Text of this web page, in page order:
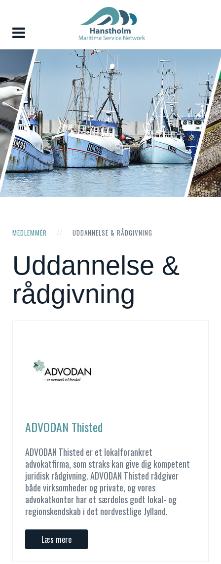
MEDLEMMER UDDANNELSE & RÅDGIVNING
Uddannelse &
rådgivning
ADVODAN Thisted
ADVODAN Thisted er et lokalforankret
advokatfirma, som straks kan give dig kompetent
juridisk rådgivning. ADVODAN Thisted rådgiver
både virksomheder og private, og vores
advokatkontor har et særdeles godt lokal- og
regionskendskab i det nordvestlige Jylland.
Læs mere